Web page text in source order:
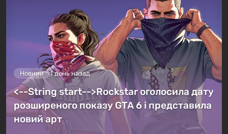
Новини 1 день назад
<--String start-->Rockstar оголосила дату
розширеного показу GTA 6 і представила
новий арт